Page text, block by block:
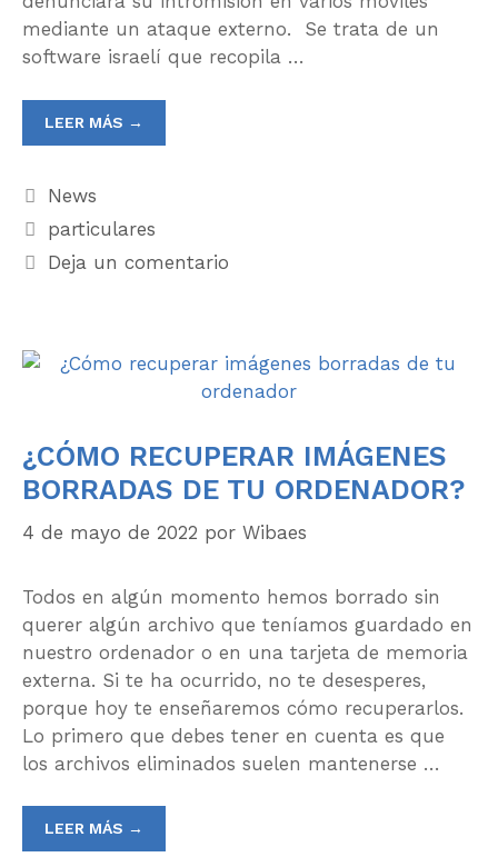
mediante un ataque externo. Se trata de un
software israelí que recopila …
LEER MÁS →
News
particulares
Deja un comentario
¿CÓMO RECUPERAR IMÁGENES
BORRADAS DE TU ORDENADOR?
4 de mayo de 2022 por Wibaes
Todos en algún momento hemos borrado sin
querer algún archivo que teníamos guardado en
nuestro ordenador o en una tarjeta de memoria
externa. Si te ha ocurrido, no te desesperes,
porque hoy te enseñaremos cómo recuperarlos.
Lo primero que debes tener en cuenta es que
los archivos eliminados suelen mantenerse …
LEER MÁS →